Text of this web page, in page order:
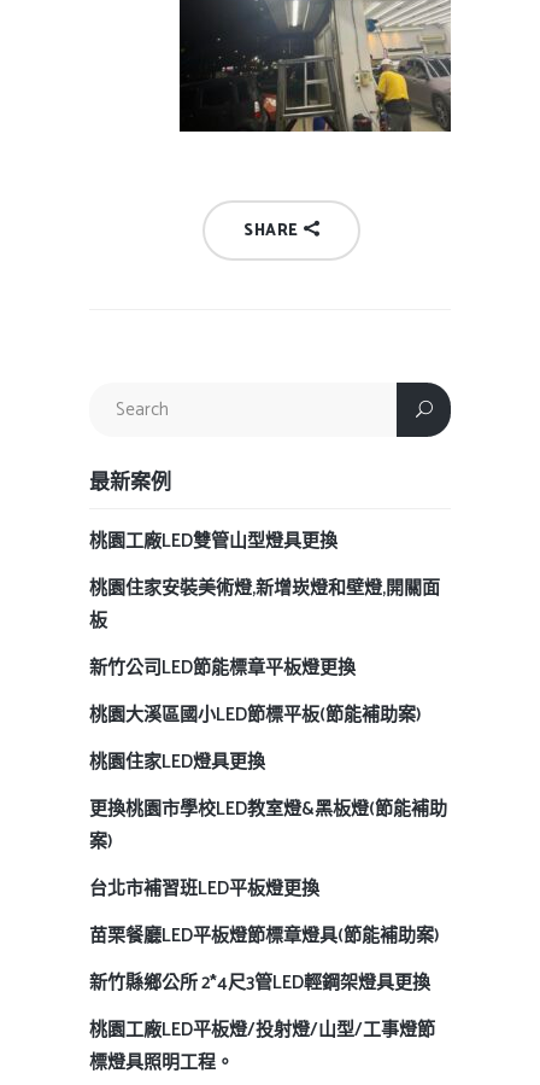
SHARE
最新案例
桃園工廠LED雙管山型燈具更換
桃園住家安裝美術燈,新增崁燈和壁燈,開關面
板
新竹公司LED節能標章平板燈更換
桃園大溪區國小LED節標平板(節能補助案)
桃園住家LED燈具更換
更換桃園市學校LED教室燈&黑板燈(節能補助
案)
台北市補習班LED平板燈更換
苗栗餐廳LED平板燈節標章燈具(節能補助案)
新竹縣鄉公所 2*4尺3管LED輕鋼架燈具更換
桃園工廠LED平板燈/投射燈/山型/工事燈節
標燈具照明工程。